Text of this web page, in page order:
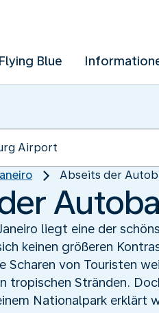
Flying Blue
Abseits der
liegt eine der
keinen größeren
Scharen von Touristen
tropischen Stränden.
Nationalpark erklärt